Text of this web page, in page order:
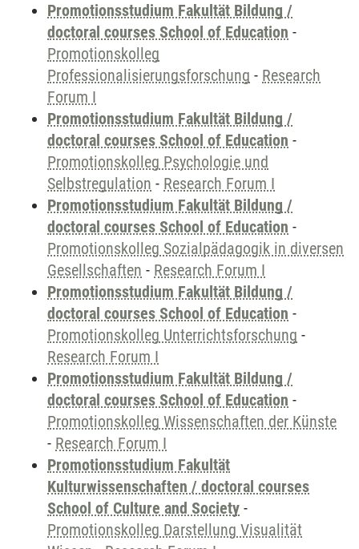
Promotionsstudium Fakultät Bildung /
doctoral courses School of Education -
Promotionskolleg
Professionalisierungsforschung - Research
Forum I
Promotionsstudium Fakultät Bildung /
doctoral courses School of Education -
Promotionskolleg Psychologie und
Selbstregulation - Research Forum I
Promotionsstudium Fakultät Bildung /
doctoral courses School of Education -
Promotionskolleg Sozialpädagogik in diversen
Gesellschaften - Research Forum I
Promotionsstudium Fakultät Bildung /
doctoral courses School of Education -
Promotionskolleg Unterrichtsforschung -
Research Forum I
Promotionsstudium Fakultät Bildung /
doctoral courses School of Education -
Promotionskolleg Wissenschaften der Künste
- Research Forum I
Promotionsstudium Fakultät
Kulturwissenschaften / doctoral courses
School of Culture and Society -
Promotionskolleg Darstellung Visualität